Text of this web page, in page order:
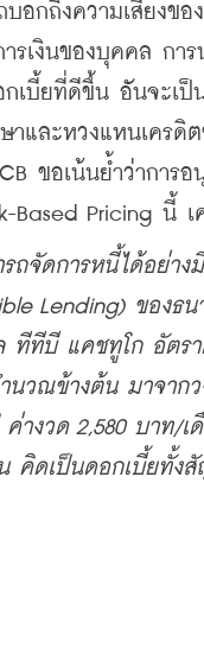
ถึงความเสี่ยงของ
เงินของบุคคล การ
เบี้ยที่ดีขึ้น อันจะเป็
และหวงแหนเครดิ
ขอเน้นย้ำว่าการอ
Based Pricing นี้ เ
ถจัดการหนี้ได้อย่า
Lending) ของ
ทีบี แคชทูโก อัตรา
ณข้างต้น มาจากว
ค่างวด 2,580 บาท
คิดเป็นดอกเบี้ยทั้ง